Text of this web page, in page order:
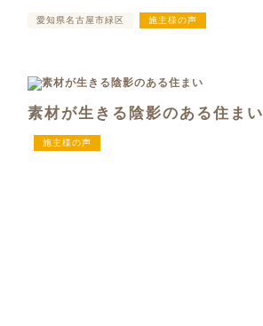
愛知県名古屋市緑区 施主様の声
素材が生きる陰影のある住まい
施主様の声